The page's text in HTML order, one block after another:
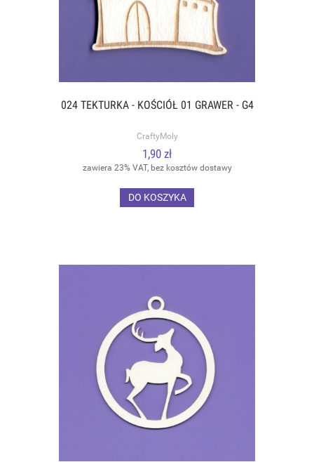
024 TEKTURKA - KOŚCIÓŁ 01 GRAWER - G4
CraftyMoly
1,90 zł
zawiera 23% VAT, bez kosztów dostawy
DO KOSZYKA